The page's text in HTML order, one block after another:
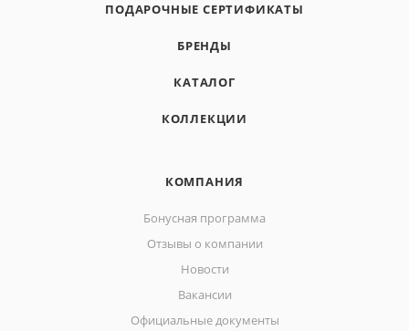
ПОДАРОЧНЫЕ СЕРТИФИКАТЫ
БРЕНДЫ
КАТАЛОГ
КОЛЛЕКЦИИ
КОМПАНИЯ
Бонусная программа
Отзывы о компании
Новости
Вакансии
Официальные документы